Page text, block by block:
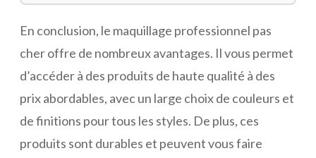
En conclusion, le maquillage professionnel pas
cher offre de nombreux avantages. Il vous permet
d’accéder à des produits de haute qualité à des
prix abordables, avec un large choix de couleurs et
de finitions pour tous les styles. De plus, ces
produits sont durables et peuvent vous faire